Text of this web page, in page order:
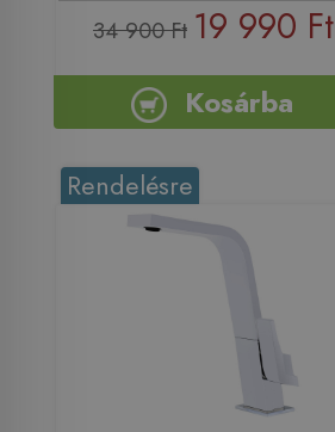
34 900 Ft 19 990 Ft
Kosárba
Rendelésre